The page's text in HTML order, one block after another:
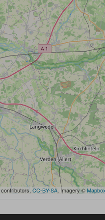
contributors, CC-BY-SA , Imagery ©